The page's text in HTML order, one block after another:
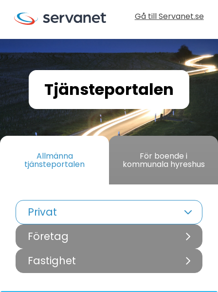
Gå till Servanet.se
Tjänsteportalen
Allmänna
tjänsteportalen
För boende i
kommunala hyreshus
Privat
Företag
Fastighet